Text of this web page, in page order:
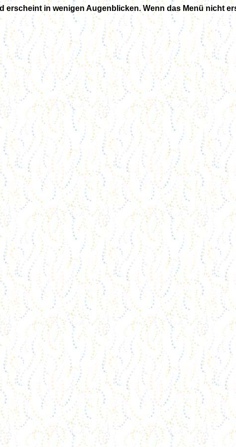
erscheint in wenigen Augenblicken. Wenn das Menü nicht